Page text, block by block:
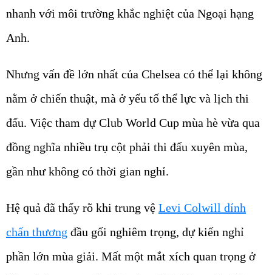
nhanh với môi trường khắc nghiệt của Ngoại hạng
Anh.
Nhưng vấn đề lớn nhất của Chelsea có thể lại không
nằm ở chiến thuật, mà ở yếu tố thể lực và lịch thi
đấu. Việc tham dự Club World Cup mùa hè vừa qua
đồng nghĩa nhiều trụ cột phải thi đấu xuyên mùa,
gần như không có thời gian nghỉ.
Hệ quả đã thấy rõ khi trung vệ Levi Colwill dính
chấn thương đầu gối nghiêm trọng, dự kiến nghỉ
phần lớn mùa giải. Mất một mắt xích quan trọng ở